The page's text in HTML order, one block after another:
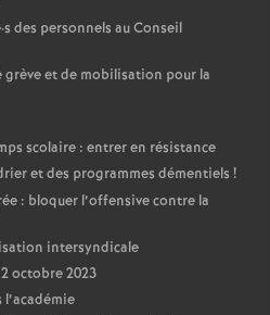
g
r
é
O
r
·s des personnels au Conseil
grève et de mobilisation pour la
scolaire : entrer en résistance
et des programmes démentiels !
: bloquer l’offensive contre la
intersyndicale
octobre 2023